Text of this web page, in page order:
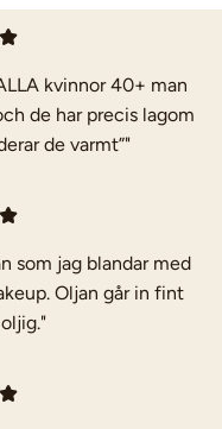
kvinnor 40+ man
de har precis lagom
de varmt”"
som jag blandar med
Oljan går in fint